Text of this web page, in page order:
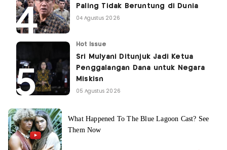
Paling Tidak Beruntung di Dunia
04 Agustus 2026
Hot Issue
Sri Mulyani Ditunjuk Jadi Ketua
Penggalangan Dana untuk Negara
Miskisn
05 Agustus 2026